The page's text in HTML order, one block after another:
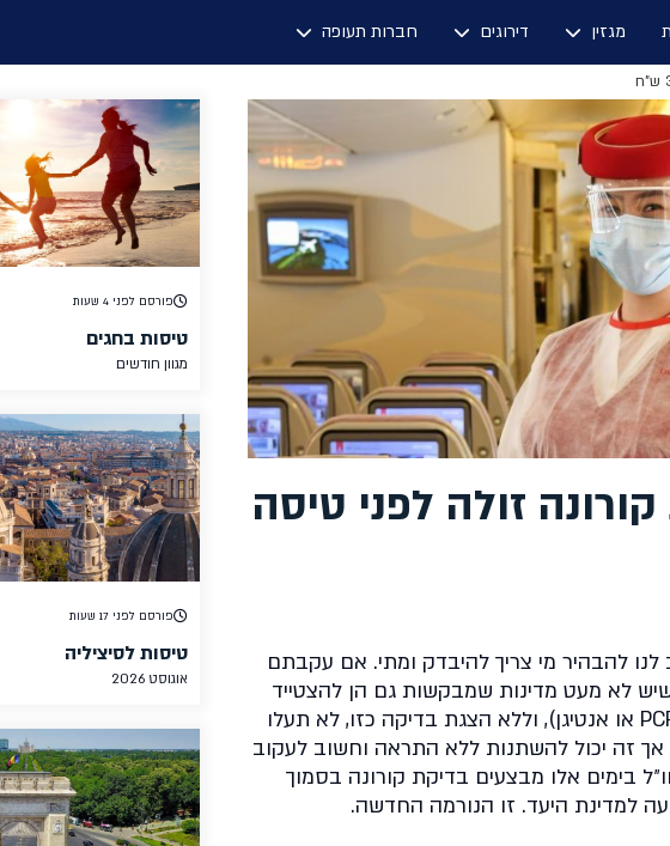
מגזין דירוגים חברות תעופה
זולה לפני טיסה
לנו להבהיר מי צריך להיבדק ומתי. אם עקבתם
לא מעט מדינות שמבקשות גם הן להצטייד
בבדיקת קורונה שלילית כתנאי כניסה לשטחן (PCR או אנטיגן), וללא הצגת בדיקה כזו, לא תעלו
זה יכול להשתנות ללא התראה וחשוב לעקוב
בימים אלו מבצעים בדיקת קורונה בסמוך
למדינת היעד. זו הנורמה החדשה.
פורסם לפני 4 שעות
טיסות בחגים
מגוון חודשים
פורסם לפני 17 שעות
טיסות לסיציליה
אוגוסט 2026